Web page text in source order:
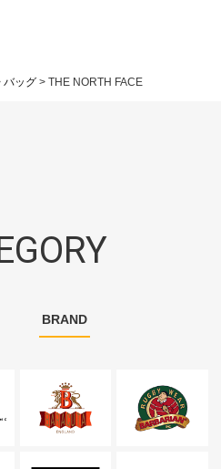
バッグ THE NORTH FACE
BRAND